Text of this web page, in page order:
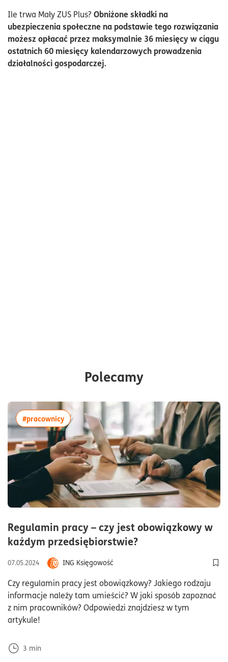
Ile trwa Mały ZUS Plus?Obniżone składki na
ubezpieczenia społeczne na podstawie tego rozwiązania
możesz opłacać przez maksymalnie 36 miesięcy w ciągu
ostatnich 60 miesięcy kalendarzowych prowadzenia
działalności gospodarczej.
Polecamy
Regulamin pracy – czy jest obowiązkowy w
każdym przedsiębiorstwie?czas
07.05.2024
ING Księgowość
Czy regulamin pracy jest obowiązkowy? Jakiego rodzaju
informacje należy tam umieścić? W jaki sposób zapoznać
z nim pracowników? Odpowiedzi znajdziesz w tym
artykule!
3 min
#pracownicywięcej artykułów z tagiem:#pracownicy